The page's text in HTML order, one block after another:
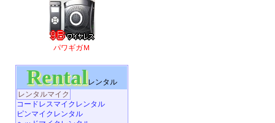
パワギガＭ
Rentalレンタル
レンタルマイク
コードレスマイクレンタル
ピンマイクレンタル